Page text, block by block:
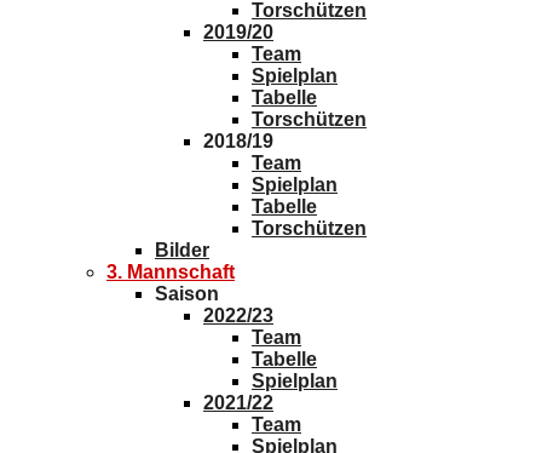
Torschützen
2019/20
Team
Spielplan
Tabelle
Torschützen
2018/19
Team
Spielplan
Tabelle
Torschützen
Bilder
3. Mannschaft
Saison
2022/23
Team
Tabelle
Spielplan
2021/22
Team
Spielplan